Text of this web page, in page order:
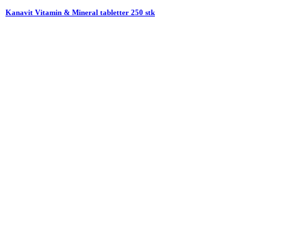
Kanavit Vitamin & Mineral tabletter 250 stk